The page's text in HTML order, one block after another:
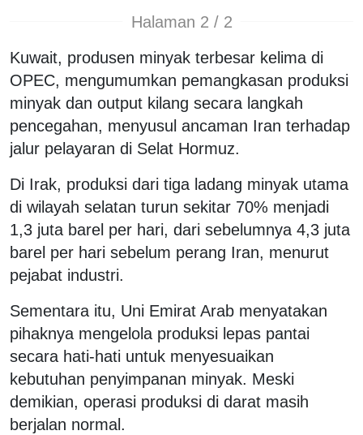
Halaman 2 / 2
Kuwait, produsen minyak terbesar kelima di
OPEC, mengumumkan pemangkasan produksi
minyak dan output kilang secara langkah
pencegahan, menyusul ancaman Iran terhadap
jalur pelayaran di Selat Hormuz.
Di Irak, produksi dari tiga ladang minyak utama
di wilayah selatan turun sekitar 70% menjadi
1,3 juta barel per hari, dari sebelumnya 4,3 juta
barel per hari sebelum perang Iran, menurut
pejabat industri.
Sementara itu, Uni Emirat Arab menyatakan
pihaknya mengelola produksi lepas pantai
secara hati-hati untuk menyesuaikan
kebutuhan penyimpanan minyak. Meski
demikian, operasi produksi di darat masih
berjalan normal.